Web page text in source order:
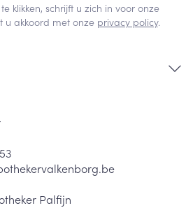
klikken, schrijft u zich in voor onze
u akkoord met onze privacy policy.
Palfijn